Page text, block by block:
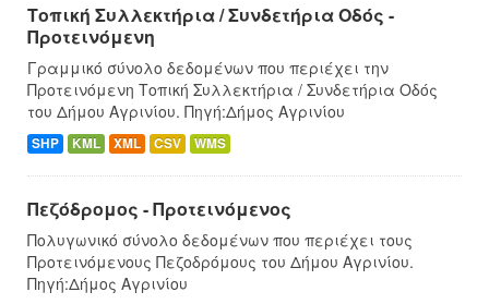
Τοπική Συλλεκτήρια / Συνδετήρια Οδός -
Προτεινόμενη
Γραμμικό σύνολο δεδομένων που περιέχει την
Προτεινόμενη Τοπική Συλλεκτήρια / Συνδετήρια Οδός
του Δήμου Αγρινίου. Πηγή:Δήμος Αγρινίου
SHP KML XML CSV WMS
Πεζόδρομος - Προτεινόμενος
Πολυγωνικό σύνολο δεδομένων που περιέχει τους
Προτεινόμενους Πεζοδρόμους του Δήμου Αγρινίου.
Πηγή:Δήμος Αγρινίου